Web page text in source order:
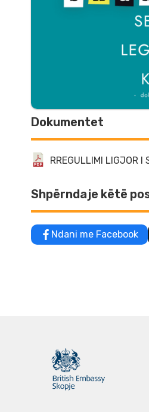
Dokumentet
RREGULLIMI LIGJOR I
Shpërndaje këtë
Ndani me Facebook